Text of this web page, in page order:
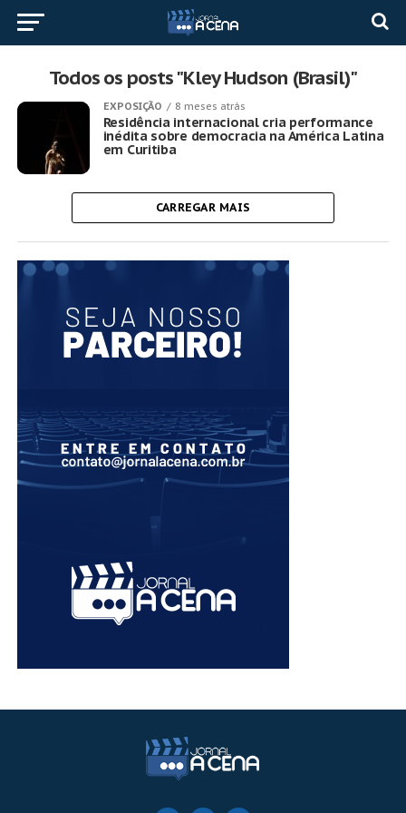
Todos os posts "Kley Hudson (Brasil)"
EXPOSIÇÃO 8 meses atrás
Residência internacional cria performance
inédita sobre democracia na América Latina
em Curitiba
CARREGAR MAIS